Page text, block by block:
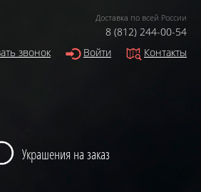
Доставка по всей России
8 (812) 244-00-54
звонок
Войти Контакты
Украшения на заказ